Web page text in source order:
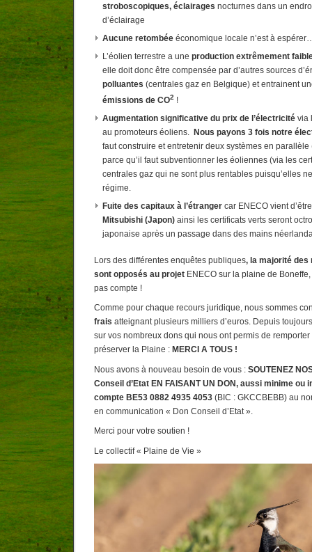
stroboscopiques, éclairages nocturnes dans un
d’éclairage
Aucune retombée économique locale n’est à
L’éolien terrestre a une production extrêmement
elle doit donc être compensée par d’autres sources
polluantes (centrales gaz en Belgique) et entrainent
émissions de CO2 !
Augmentation significative du prix de l’électricité via
au promoteurs éoliens. Nous payons 3 fois notre
faut construire et entretenir deux systèmes en
parce qu’il faut subventionner les éoliennes (via les
centrales gaz qui ne sont plus rentables puisqu’elles
régime.
Fuite des capitaux à l’étranger car ENECO vient
Mitsubishi (Japon) ainsi les certificats verts seront
japonaise après un passage dans des mains
Lors des différentes enquêtes publiques, la majorité des
sont opposés au projet ENECO sur la plaine de
pas compte !
Comme pour chaque recours juridique, nous sommes
frais atteignant plusieurs milliers d’euros. Depuis
sur vos nombreux dons qui nous ont permis de
préserver la Plaine : MERCI A TOUS !
Nous avons à nouveau besoin de vous : SOUTENEZ
Conseil d’Etat EN FAISANT UN DON, aussi minime ou
compte BE53 0882 4935 4053 (BIC : GKCCBEBB) au
en communication « Don Conseil d’Etat ».
Merci pour votre soutien !
Le collectif « Plaine de Vie »